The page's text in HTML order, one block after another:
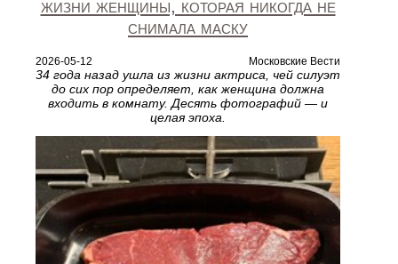
жизни женщины, которая никогда не
снимала маску
2026-05-12 Московские Вести
34 года назад ушла из жизни актриса, чей силуэт
до сих пор определяет, как женщина должна
входить в комнату. Десять фотографий — и
целая эпоха.